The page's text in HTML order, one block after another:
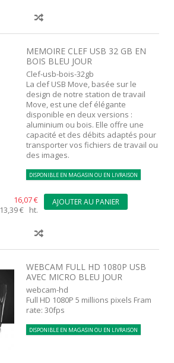
MEMOIRE CLEF USB 32 GB EN
BOIS BLEU JOUR
Clef-usb-bois-32gb
La clef USB Move, basée sur le
design de notre station de travail
Move, est une clef élégante
disponible en deux versions :
aluminium ou bois. Elle offre une
capacité et des débits adaptés pour
transporter vos fichiers de travail ou
des images.
DISPONIBLE EN MAGASIN OU EN LIVRAISON
16,07 €
13,39 € ht.
AJOUTER AU PANIER
WEBCAM FULL HD 1080P USB
AVEC MICRO BLEU JOUR
webcam-hd
Full HD 1080P 5 millions pixels Fram
rate: 30fps
DISPONIBLE EN MAGASIN OU EN LIVRAISON